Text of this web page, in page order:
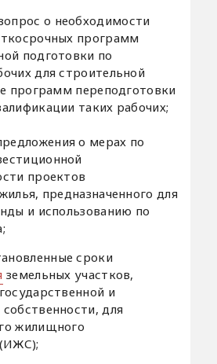
о необходимости
программ
подготовки по
для строительной
программ переподготовки
таких рабочих;
о мерах по
проектов
предназначенного для
и использованию по
сроки
земельных участков,
и
для
жилищного
(ИЖС);